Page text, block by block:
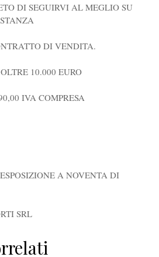
DI SEGUIRVI AL MEGLIO SU
DI VENDITA.
10.000 EURO
IVA COMPRESA
A NOVENTA DI
SRL